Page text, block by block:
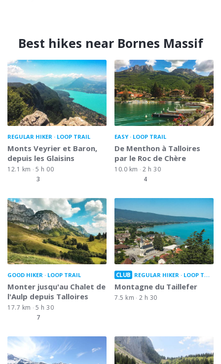
Best hikes near Bornes Massif
REGULAR HIKER LOOP TRAIL
Monts Veyrier et Baron,
depuis les Glaisins
12.1 km
5 h 00
3
EASY LOOP TRAIL
De Menthon à Talloires
par le Roc de Chère
10.0 km
2 h 30
4
GOOD HIKER LOOP TRAIL
Monter jusqu'au Chalet de
l'Aulp depuis Talloires
17.7 km
5 h 30
7
CLUB REGULAR HIKER LOOP TRAIL
Montagne du Taillefer
7.5 km 2 h 30